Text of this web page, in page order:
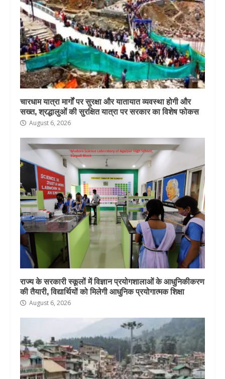
चारधाम यात्रा मार्गों पर सुरक्षा और यातायात व्यवस्था होगी और
सख्त, श्रद्धालुओं की सुरक्षित यात्रा पर सरकार का विशेष फोकस
August 6, 2026
राज्य के सरकारी स्कूलों में विज्ञान प्रयोगशालाओं के आधुनिकीकरण
की तैयारी, विद्यार्थियों को मिलेगी आधुनिक प्रयोगात्मक शिक्षा
August 6, 2026